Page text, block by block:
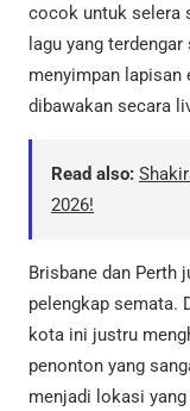
cocok untuk selera
lagu yang
menyimpan lapisan
dibawakan secara
Read also:
2026!
Brisbane dan Perth
pelengkap semata.
kota ini justru
penonton yang
menjadi lokasi